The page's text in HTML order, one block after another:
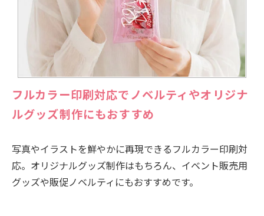
フルカラー印刷対応でノベルティやオリジナ
ルグッズ制作にもおすすめ
写真やイラストを鮮やかに再現できるフルカラー印刷対
応。オリジナルグッズ制作はもちろん、イベント販売用
グッズや販促ノベルティにもおすすめです。